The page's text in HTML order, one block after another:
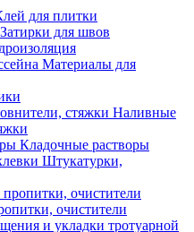
для плитки
Затирки для швов
Материалы для
Наливные
Кладочные растворы
Штукатурки,
очистители